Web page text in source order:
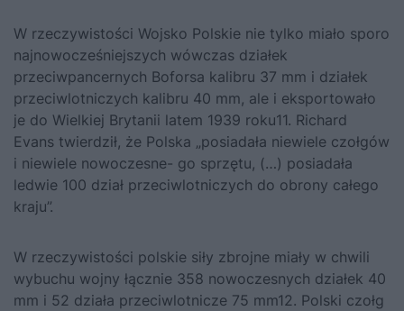
W rzeczywistości Wojsko Polskie nie tylko miało sporo
najnowocześniejszych wówczas działek
przeciwpancernych Boforsa kalibru 37 mm i działek
przeciwlotniczych kalibru 40 mm, ale i eksportowało
je do Wielkiej Brytanii latem 1939 roku11. Richard
Evans twierdził, że Polska „posiadała niewiele czołgów
i niewiele nowoczesne- go sprzętu, (…) posiadała
ledwie 100 dział przeciwlotniczych do obrony całego
kraju”.
W rzeczywistości polskie siły zbrojne miały w chwili
wybuchu wojny łącznie 358 nowoczesnych działek 40
mm i 52 działa przeciwlotnicze 75 mm12. Polski czołg